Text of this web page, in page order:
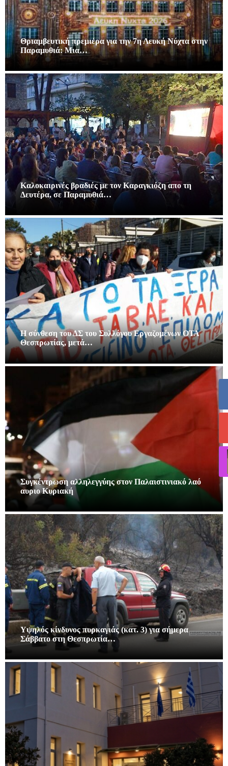
Θριαμβευτική πρεμιέρα για την 7η Λευκή Νύχτα στην
Παραμυθιά: Μια…
Καλοκαιρινές βραδιές με τον Καραγκιόζη απο τη
Δευτέρα, σε Παραμυθιά…
Η σύνθεση του ΔΣ του Συλλόγου Εργαζομένων ΟΤΑ
Θεσπρωτίας, μετά…
Συγκέντρωση αλληλεγγύης στον Παλαιστινιακό λαό
αυριο Κυριακή
Υψηλός κίνδυνος πυρκαγιάς (κατ. 3) για σήμερα
Σάββατο στη Θεσπρωτία…